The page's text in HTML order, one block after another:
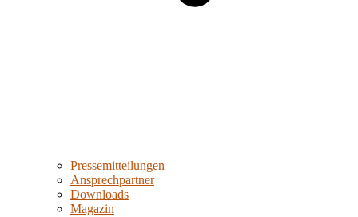
Pressemitteilungen
Ansprechpartner
Downloads
Magazin